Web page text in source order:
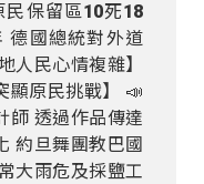
保留區10死18
德國總統對外道
人民心情複雜】
顯原民挑戰】 📣
師 透過作品傳達
約旦舞團教巴國
大雨危及採鹽工